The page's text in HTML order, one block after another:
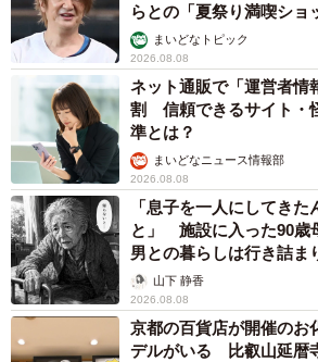
らとの「夏祭り満喫ショ
まいどなトピック
2026.08.08
ネット通販で「運営者情
割 信頼できるサイト・
準とは？
まいどなニュース情報部
2026.08.08
「息子を一人にしてき
と」 施設に入った90歳
男との暮らしは行き詰
から】山下 静香
2026.08.08
京都の百貨店が開催のお
デルがいる 比叡山延暦